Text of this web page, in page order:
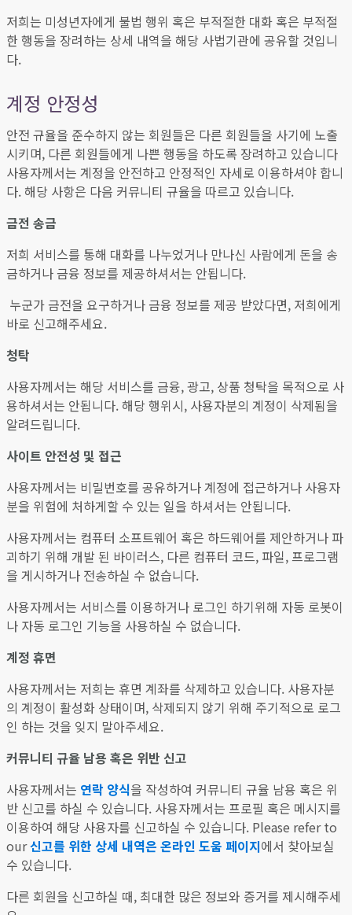
저희는 미성년자에게 불법 행위 혹은 부적절한 대화 혹은 부적절
한 행동을 장려하는 상세 내역을 해당 사법기관에 공유할 것입니
다.
계정 안정성
안전 규율을 준수하지 않는 회원들은 다른 회원들을 사기에 노출
시키며, 다른 회원들에게 나쁜 행동을 하도록 장려하고 있습니다
사용자께서는 계정을 안전하고 안정적인 자세로 이용하셔야 합니
다. 해당 사항은 다음 커뮤니티 규율을 따르고 있습니다.
금전 송금
저희 서비스를 통해 대화를 나누었거나 만나신 사람에게 돈을 송
금하거나 금융 정보를 제공하셔서는 안됩니다.
누군가 금전을 요구하거나 금융 정보를 제공 받았다면, 저희에게
바로 신고해주세요.
청탁
사용자께서는 해당 서비스를 금융, 광고, 상품 청탁을 목적으로 사
용하셔서는 안됩니다. 해당 행위시, 사용자분의 계정이 삭제됨을
알려드립니다.
사이트 안전성 및 접근
사용자께서는 비밀번호를 공유하거나 계정에 접근하거나 사용자
분을 위험에 처하게할 수 있는 일을 하셔서는 안됩니다.
사용자께서는 컴퓨터 소프트웨어 혹은 하드웨어를 제안하거나 파
괴하기 위해 개발 된 바이러스, 다른 컴퓨터 코드, 파일, 프로그램
을 게시하거나 전송하실 수 없습니다.
사용자께서는 서비스를 이용하거나 로그인 하기위해 자동 로봇이
나 자동 로그인 기능을 사용하실 수 없습니다.
계정 휴면
사용자께서는 저희는 휴면 계좌를 삭제하고 있습니다. 사용자분
의 계정이 활성화 상태이며, 삭제되지 않기 위해 주기적으로 로그
인 하는 것을 잊지 말아주세요.
커뮤니티 규율 남용 혹은 위반 신고
사용자께서는 연락 양식을 작성하여 커뮤니티 규율 남용 혹은 위
반 신고를 하실 수 있습니다. 사용자께서는 프로필 혹은 메시지를
이용하여 해당 사용자를 신고하실 수 있습니다. Please refer to
our신고를 위한 상세 내역은 온라인 도움 페이지에서 찾아보실
수 있습니다.
다른 회원을 신고하실 때, 최대한 많은 정보와 증거를 제시해주세